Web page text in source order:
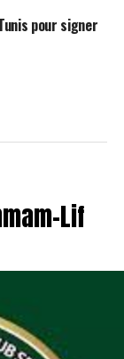
pour signer
Lif